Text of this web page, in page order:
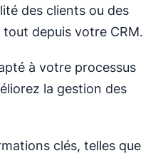
des clients ou des
depuis votre CRM.
à votre processus
la gestion des
clés, telles que